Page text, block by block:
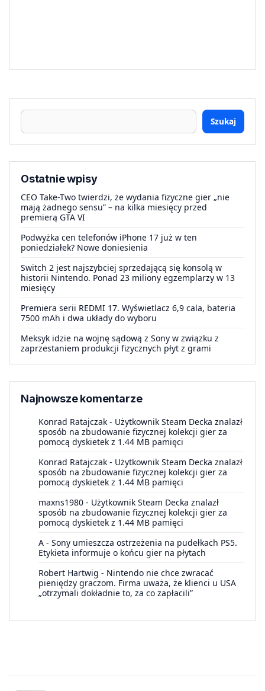
Szukaj
Ostatnie wpisy
CEO Take-Two twierdzi, że wydania fizyczne gier „nie
mają żadnego sensu” – na kilka miesięcy przed
premierą GTA VI
Podwyżka cen telefonów iPhone 17 już w ten
poniedziałek? Nowe doniesienia
Switch 2 jest najszybciej sprzedającą się konsolą w
historii Nintendo. Ponad 23 miliony egzemplarzy w 13
miesięcy
Premiera serii REDMI 17. Wyświetlacz 6,9 cala, bateria
7500 mAh i dwa układy do wyboru
Meksyk idzie na wojnę sądową z Sony w związku z
zaprzestaniem produkcji fizycznych płyt z grami
Najnowsze komentarze
Konrad Ratajczak - Użytkownik Steam Decka znalazł
sposób na zbudowanie fizycznej kolekcji gier za
pomocą dyskietek z 1.44 MB pamięci
Konrad Ratajczak - Użytkownik Steam Decka znalazł
sposób na zbudowanie fizycznej kolekcji gier za
pomocą dyskietek z 1.44 MB pamięci
maxns1980 - Użytkownik Steam Decka znalazł
sposób na zbudowanie fizycznej kolekcji gier za
pomocą dyskietek z 1.44 MB pamięci
A - Sony umieszcza ostrzeżenia na pudełkach PS5.
Etykieta informuje o końcu gier na płytach
Robert Hartwig - Nintendo nie chce zwracać
pieniędzy graczom. Firma uważa, że klienci u USA
„otrzymali dokładnie to, za co zapłacili”